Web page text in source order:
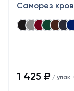
Саморез
1 425 ₽ /